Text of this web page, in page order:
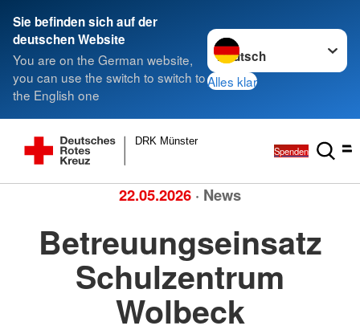
Sie befinden sich auf der
deutschen Website
You are on the German website,
you can use the switch to switch to
the English one
Sprache wechseln zu
Alles klar
DRK Münster
Spenden
22.05.2026 · News
Betreuungseinsatz
Schulzentrum
Wolbeck